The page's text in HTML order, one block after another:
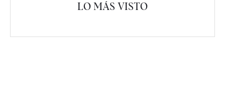
LO MÁS VISTO